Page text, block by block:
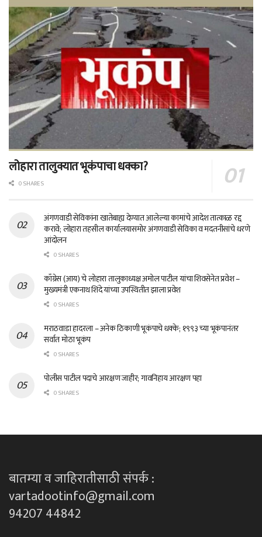
लोहारा तालुक्यात भूकंपाचा धक्का?
0 SHARES
अंगणवाडी सेविकांना खातेबाह्य देण्यात आलेल्या कामांचे आदेश तात्काळ रद्द
करावे; लोहारा तहसील कार्यालयासमोर अंगणवाडी सेविका व मदतनीसांचे धरणे
आंदोलन
0 SHARES
काँग्रेस (आय) चे लोहारा तालुकाध्यक्ष अमोल पाटील यांचा शिवसेनेत प्रवेश –
मुख्यमंत्री एकनाथ शिंदे यांच्या उपस्थितीत झाला प्रवेश
0 SHARES
मराठवाडा हादरला – अनेक ठिकाणी भूकंपाचे धक्के; १९९३ च्या भूकंपानंतर
सर्वात मोठा भूकंप
0 SHARES
पोलीस पाटील पदाचे आरक्षण जाहीर; गावनिहाय आरक्षण पहा
0 SHARES
बातम्या व जाहिरातीसाठी संपर्क :
vartadootinfo@gmail.com
94207 44842